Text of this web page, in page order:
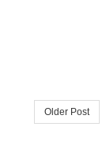
Older Post